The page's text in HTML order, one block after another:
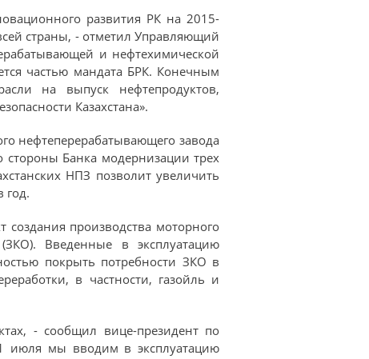
развития РК на 2015-
страны, - отметил Управляющий
и нефтехимической
частью мандата БРК. Конечным
на выпуск нефтепродуктов,
Казахстана».
нефтеперерабатывающего завода
Банка модернизации трех
НПЗ позволит увеличить
год.
производства моторного
Введенные в эксплуатацию
покрыть потребности ЗКО в
в частности, газойль и
- сообщил вице-президент по
июля мы вводим в эксплуатацию